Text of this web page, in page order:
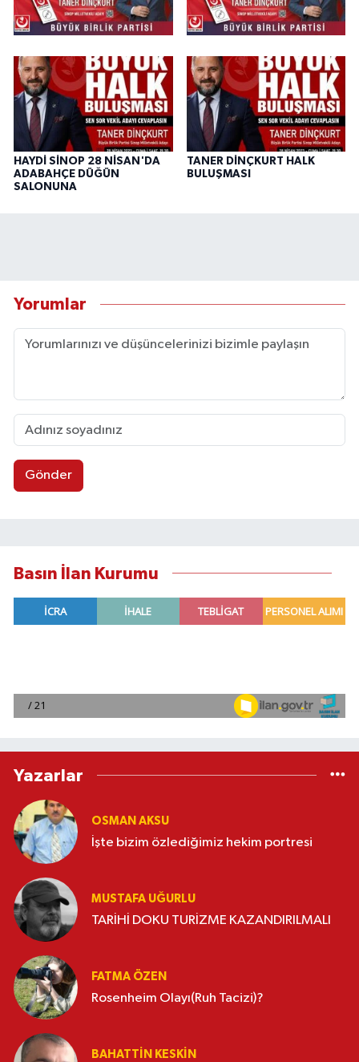
HAYDİ SİNOP 28 NİSAN'DA
ADABAHÇE DÜĞÜN
SALONUNA
TANER DİNÇKURT HALK
BULUŞMASI
Yorumlar
Gönder
Basın İlan Kurumu
Yazarlar
OSMAN AKSU
İşte bizim özlediğimiz hekim portresi
MUSTAFA UĞURLU
TARİHİ DOKU TURİZME KAZANDIRILMALI
FATMA ÖZEN
Rosenheim Olayı(Ruh Tacizi)?
BAHATTIN KESKİN